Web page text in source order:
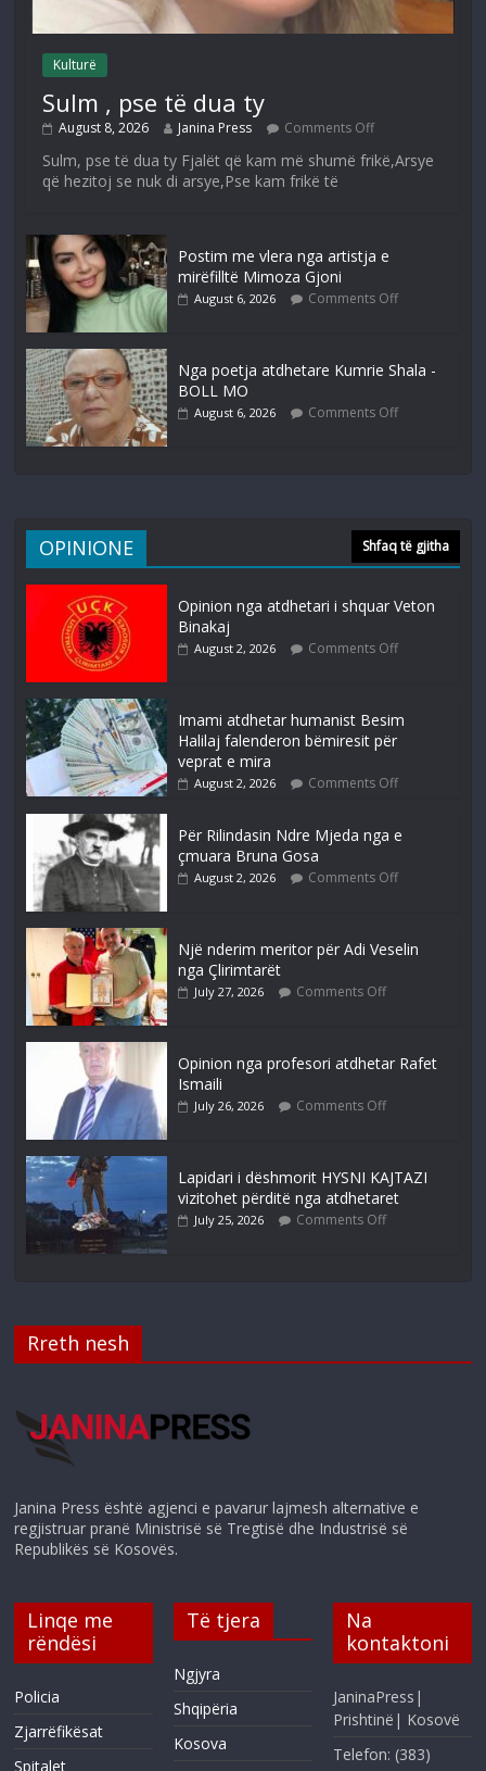
Kulturë
Sulm , pse të dua ty
August 8, 2026 Janina Press Comments Off
Sulm, pse të dua ty Fjalët që kam më shumë frikë,Arsye
që hezitoj se nuk di arsye,Pse kam frikë të
Postim me vlera nga artistja e
mirëfilltë Mimoza Gjoni
August 6, 2026 Comments Off
Nga poetja atdhetare Kumrie Shala -
BOLL MO
August 6, 2026 Comments Off
OPINIONE Shfaq të gjitha
Opinion nga atdhetari i shquar Veton
Binakaj
August 2, 2026 Comments Off
Imami atdhetar humanist Besim
Halilaj falenderon bëmiresit për
veprat e mira
August 2, 2026 Comments Off
Për Rilindasin Ndre Mjeda nga e
çmuara Bruna Gosa
August 2, 2026 Comments Off
Një nderim meritor për Adi Veselin
nga Çlirimtarët
July 27, 2026 Comments Off
Opinion nga profesori atdhetar Rafet
Ismaili
July 26, 2026 Comments Off
Lapidari i dëshmorit HYSNI KAJTAZI
vizitohet përditë nga atdhetaret
July 25, 2026 Comments Off
Rreth nesh
Janina Press është agjenci e pavarur lajmesh alternative e
regjistruar pranë Ministrisë së Tregtisë dhe Industrisë së
Republikës së Kosovës.
Linqe me
rëndësi
Policia
Zjarrëfikësat
Spitalet
Të tjera
Ngjyra
Shqipëria
Kosova
Na
kontaktoni
JaninaPress|
Prishtinë| Kosovë
Telefon: (383)